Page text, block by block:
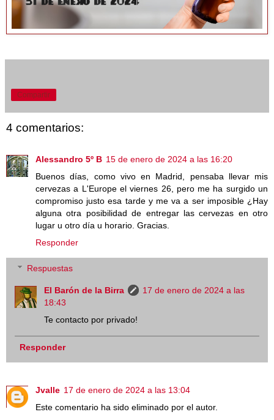
Compartir
4 comentarios:
Alessandro 5º B 15 de enero de 2024 a las 16:20
Buenos días, como vivo en Madrid, pensaba llevar mis
cervezas a L'Europe el viernes 26, pero me ha surgido un
compromiso justo esa tarde y me va a ser imposible ¿Hay
alguna otra posibilidad de entregar las cervezas en otro
lugar u otro día u horario. Gracias.
Responder
Respuestas
El Barón de la Birra
17 de enero de 2024 a las
18:43
Te contacto por privado!
Responder
Jvalle 17 de enero de 2024 a las 13:04
Este comentario ha sido eliminado por el autor.